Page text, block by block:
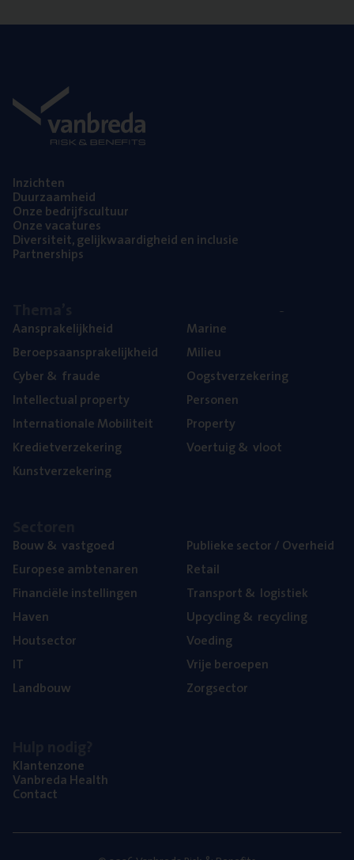
Inzich­ten
Duur­zaam­heid
Onze bedrijfs­cul­tuur
Onze vaca­tu­res
Diver­si­teit, gelijk­waar­dig­heid en inclusie
Part­ner­ships
Aan­spra­ke­lijk­heid
Beroeps­aan­spra­ke­lijk­heid
Cyber& fraude
Intel­lec­tu­al property
Inter­na­ti­o­na­le Mobiliteit
Kre­diet­ver­ze­ke­ring
Kunst­ver­ze­ke­ring
Mari­ne
Mili­eu
Oogst­ver­ze­ke­ring
Per­so­nen
Pro­per­ty
Voer­tuig& vloot
Bouw& vastgoed
Euro­pe­se ambtenaren
Finan­ci­ë­le instellingen
Haven
Hout­sec­tor
IT
Land­bouw
Publie­ke sec­tor / Overheid
Retail
Trans­port& logistiek
Upcy­cling& recycling
Voe­ding
Vrije beroe­pen
Zorg­sec­tor
Klan­ten­zo­ne
Van­b­re­da Health
Con­tact